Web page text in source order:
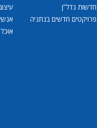
חדשות נדל"ן
פרויקטים חדשים בנתניה